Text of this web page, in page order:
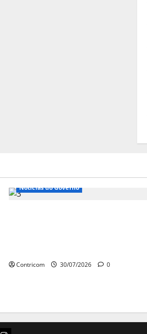
Notícias do Governo
Contricom 30/07/2026 0